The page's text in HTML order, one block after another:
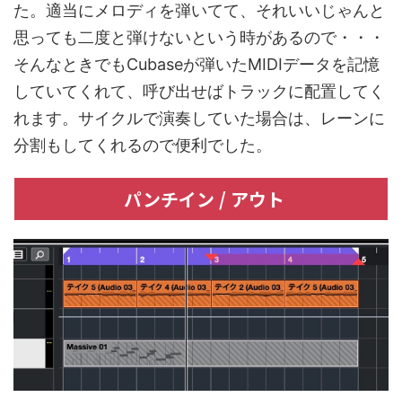
た。適当にメロディを弾いてて、それいいじゃんと
思っても二度と弾けないという時があるので・・・
そんなときでもCubaseが弾いたMIDIデータを記憶
していてくれて、呼び出せばトラックに配置してく
れます。サイクルで演奏していた場合は、レーンに
分割もしてくれるので便利でした。
パンチイン / アウト